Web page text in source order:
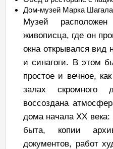
Дом-музей Марка Шагала
Музей
живописца, где он
окна открывался вид
и синагоги. В этом
простое и вечное,
залах скромного
воссоздана
дома начала ХХ века:
быта, копии
документов, работ